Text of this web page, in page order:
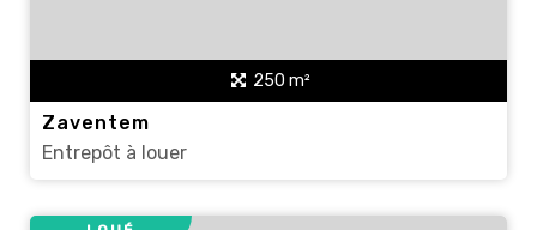
250 m²
Zaventem
Entrepôt à louer